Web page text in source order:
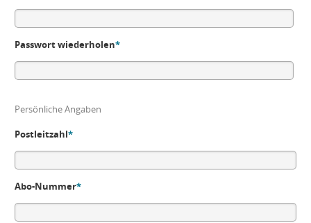
Passwort wiederholen*
Persönliche Angaben
Postleitzahl*
Abo-Nummer*